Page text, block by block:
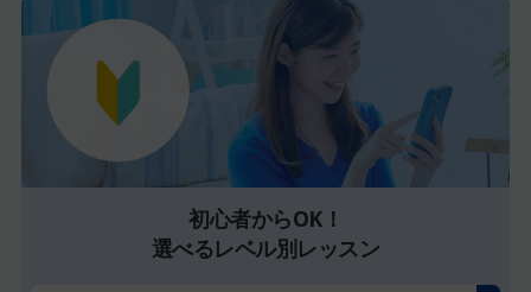
初心者からOK！
選べるレベル別レッスン